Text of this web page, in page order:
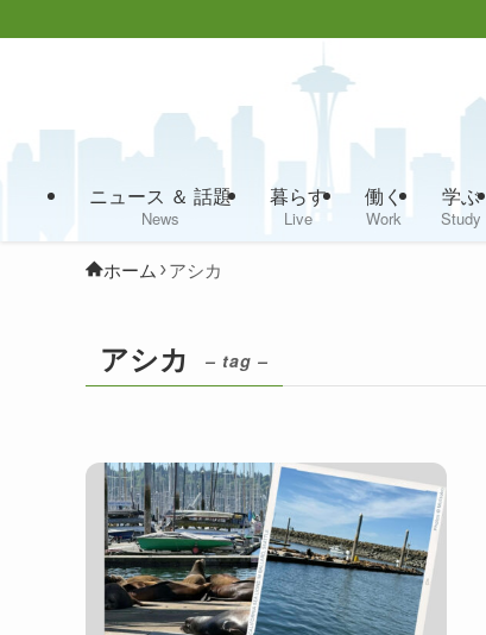
ニュース ＆ 話題
News
暮らす
Live
働く
Work
学ぶ
Study
ホーム アシカ
アシカ – tag –